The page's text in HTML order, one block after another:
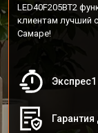
LED40F205BT2
клиентам лучший
Самаре!